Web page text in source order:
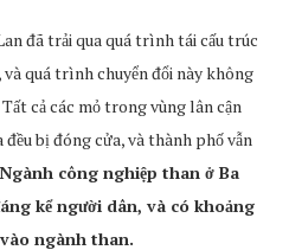
đã trải qua quá trình tái cấu trúc
quá trình chuyển đổi này không
cả các mỏ trong vùng lân cận
bị đóng cửa, và thành phố vẫn
Ngành công nghiệp than ở Ba
kể người dân, và có khoảng
ngành than.